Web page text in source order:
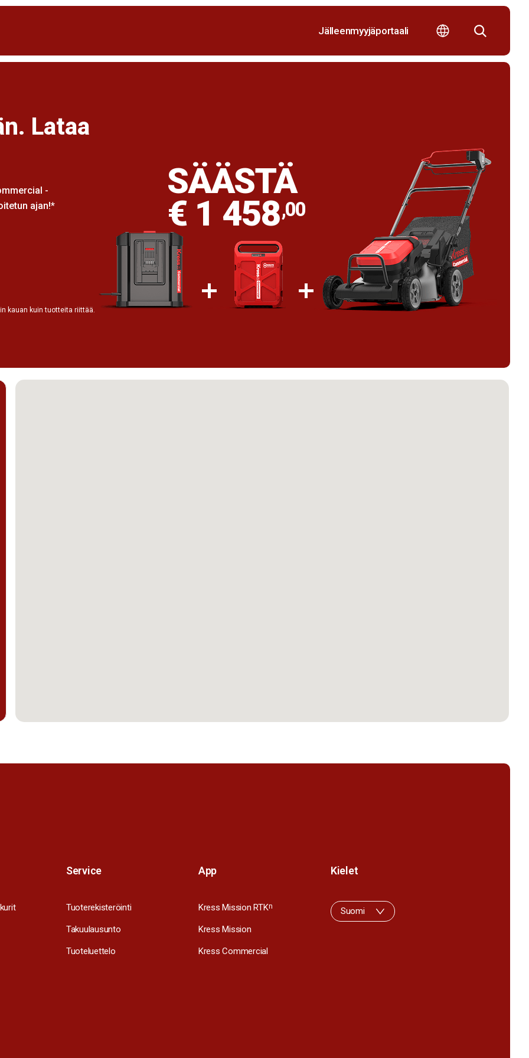
Jälleenmyyjäportaali
Lataa
-
ajan!*
kauan kuin tuotteita riittää.
SÄÄSTÄ
€ 1 458,00
Service
Tuoterekisteröinti
Takuulausunto
Tuoteluettelo
App
Kress Mission RTKn
Kress Mission
Kress Commercial
Kielet
Suomi